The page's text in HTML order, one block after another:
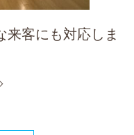
客にも対応しま